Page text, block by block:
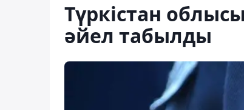
Түркістан
әйел табылды